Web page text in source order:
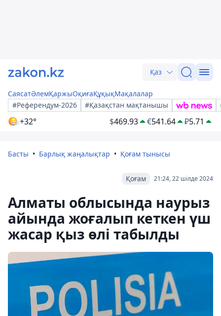
Қаз
СаясатӘлемҚаржыОқиғаҚұқықМақалалар
#Референдум-2026
#Қазақстан мақтанышы
+32° $469.93 €541.64 ₽5.71
Басты Барлық жаңалықтар Қоғам тынысы
21:24, 22 шілде 2024
Қоғам
Алматы облысында наурыз
айында жоғалып кеткен үш
жасар қыз өлі табылды